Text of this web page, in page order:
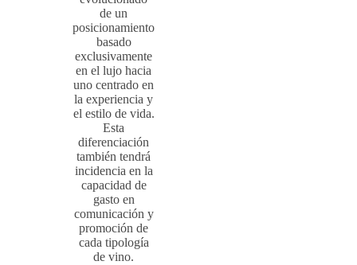
de un
posicionamiento
basado
exclusivamente
en el lujo hacia
uno centrado en
la experiencia y
el estilo de vida.
Esta
diferenciación
también tendrá
incidencia en la
capacidad de
gasto en
comunicación y
promoción de
cada tipología
de vino.